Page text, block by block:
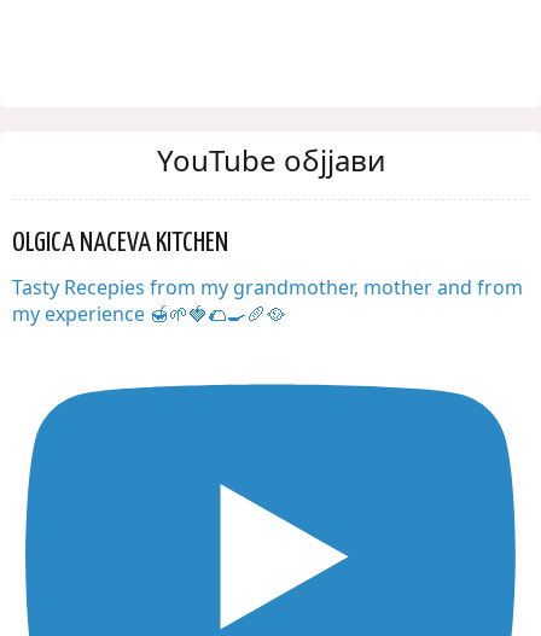
YouTube објјави
OLGICA NACEVA KITCHEN
Tasty Recepies from my grandmother, mother and from
my experience 🍯🌱🍓🌮🍳🥖🥘